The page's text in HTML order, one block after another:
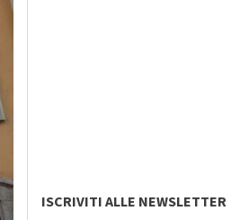
ISCRIVITI ALLE NEWSLETTER